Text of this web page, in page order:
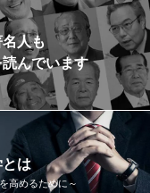
人も
んでいます
は
高めるために～